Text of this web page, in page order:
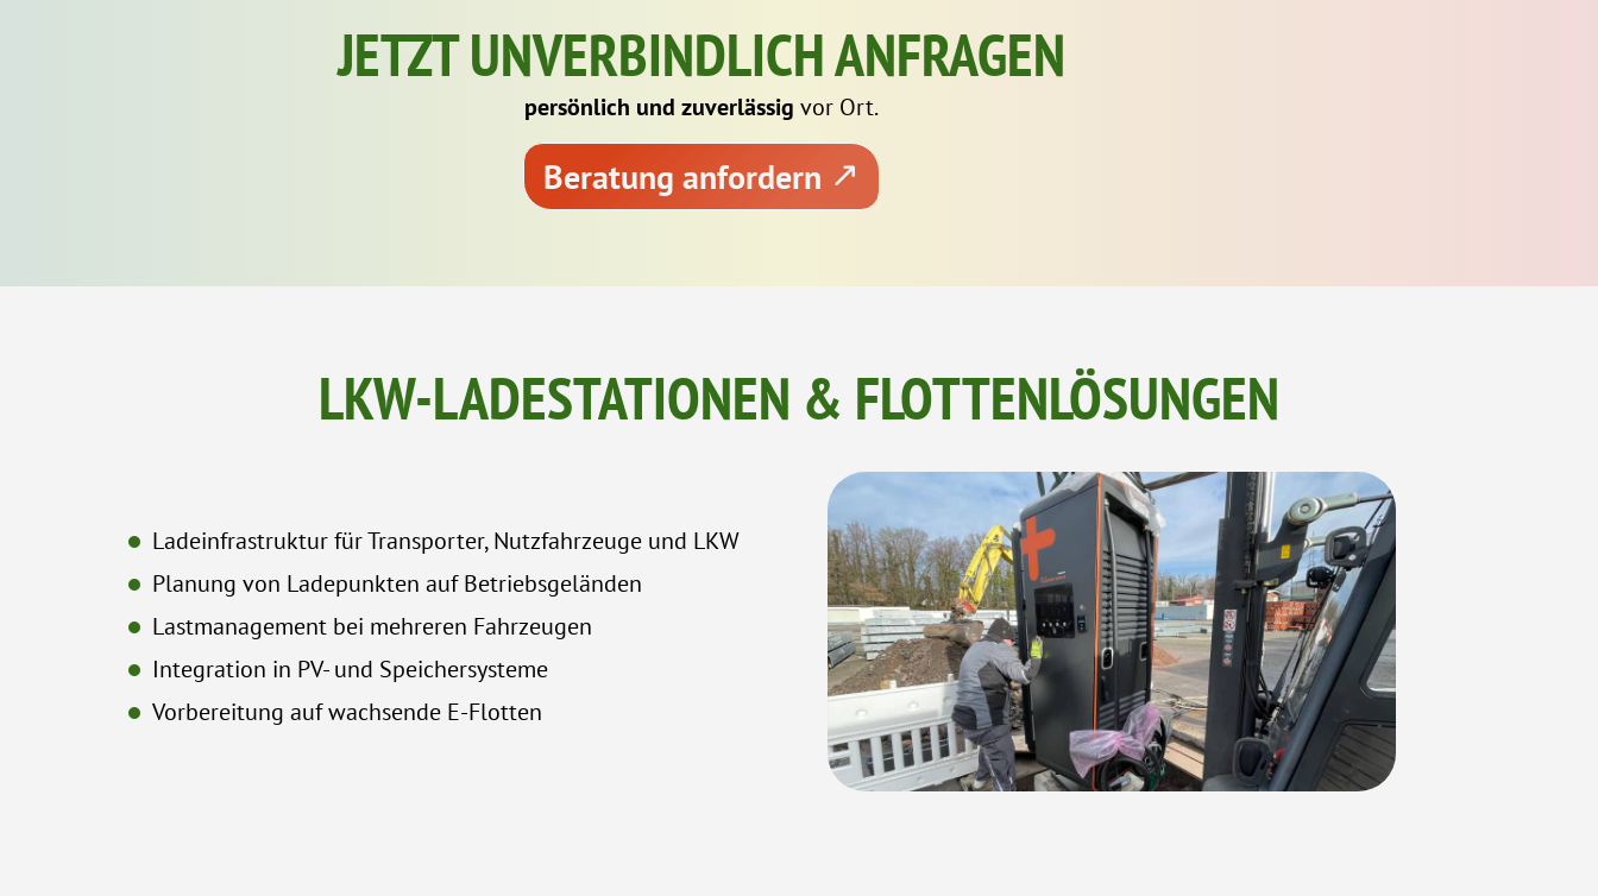
JETZT UNVERBINDLICH ANFRAGEN
persönlich und zuverlässig vor Ort.
Beratung anfordern
LKW-LADESTATIONEN & FLOTTENLÖSUNGEN
Ladeinfrastruktur für Transporter, Nutzfahrzeuge und LKW
Planung von Ladepunkten auf Betriebsgeländen
Lastmanagement bei mehreren Fahrzeugen
Integration in PV- und Speichersysteme
Vorbereitung auf wachsende E-Flotten